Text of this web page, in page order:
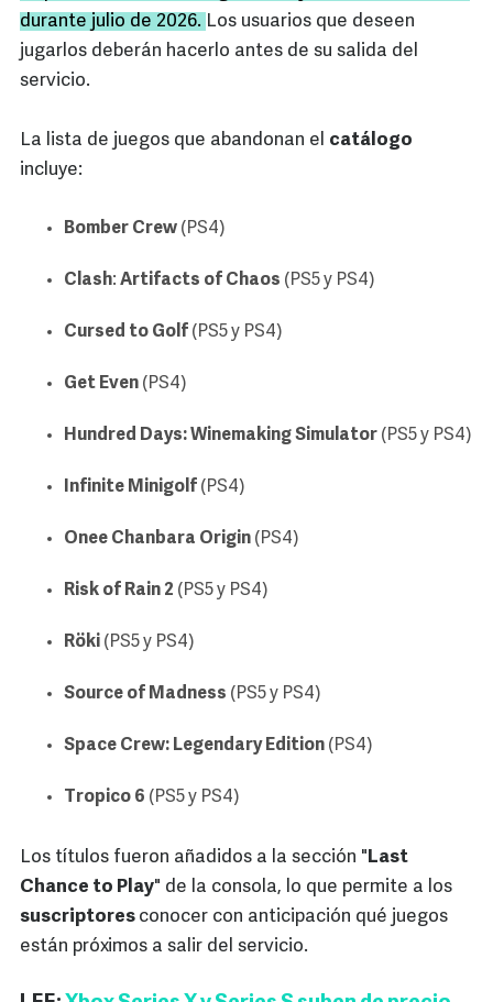
durante julio de 2026. Los usuarios que deseen
jugarlos deberán hacerlo antes de su salida del
servicio.
La lista de juegos que abandonan el catálogo
incluye:
Bomber Crew (PS4)
Clash: Artifacts of Chaos (PS5 y PS4)
Cursed to Golf (PS5 y PS4)
Get Even (PS4)
Hundred Days: Winemaking Simulator (PS5 y PS4)
Infinite Minigolf (PS4)
Onee Chanbara Origin (PS4)
Risk of Rain 2 (PS5 y PS4)
Röki (PS5 y PS4)
Source of Madness (PS5 y PS4)
Space Crew: Legendary Edition (PS4)
Tropico 6 (PS5 y PS4)
Los títulos fueron añadidos a la sección "Last
Chance to Play" de la consola, lo que permite a los
suscriptores conocer con anticipación qué juegos
están próximos a salir del servicio.